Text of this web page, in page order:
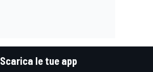
Scarica le tue app